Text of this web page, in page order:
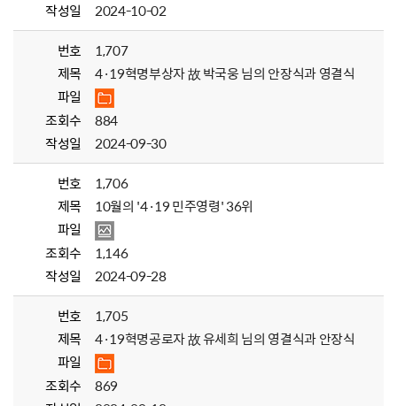
작성일
2024-10-02
번호
1,707
제목
4·19혁명부상자 故 박국웅 님의 안장식과 영결식
파일
조회수
884
작성일
2024-09-30
번호
1,706
제목
10월의 '4·19 민주영령' 36위
파일
조회수
1,146
작성일
2024-09-28
번호
1,705
제목
4·19혁명공로자 故 유세희 님의 영결식과 안장식
파일
조회수
869